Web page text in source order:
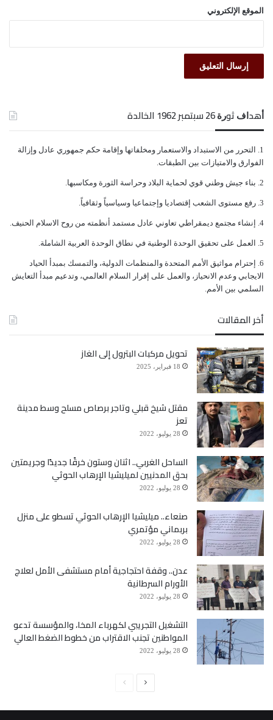
الموقع الإلكتروني
ﺃﻫﺪﺍﻑ ﺛﻮﺭﺓ 26 ﺳﺒﺘﻤﺒﺮ 1962 الخالدة
ﺍﻟﺘﺤﺮﺭ ﻣﻦ ﺍﻻﺳﺘﺒﺪﺍﺩ ﻭﺍﻻﺳﺘﻌﻤﺎﺭ ﻭﻣﺨﻠﻔﺎﺗﻬﺎ ﻭﺇﻗﺎﻣﺔ ﺣﻜﻢ ﺟﻤﻬﻮﺭﻱ ﻋﺎﺩﻝ ﻭﺇﺯﺍﻟﺔ
ﺍﻟﻔﻮﺍﺭﻕ ﻭﺍﻻﻣﺘﻴﺎﺯﺍﺕ ﺑﻴﻦ ﺍﻟﻄﺒﻘﺎﺕ.
ﺑﻨﺎﺀ ﺟﻴﺶ ﻭﻃﻨﻲ ﻗﻮﻱ ﻟﺤﻤﺎﻳﺔ ﺍﻟﺒﻼﺩ ﻭﺣﺮﺍﺳﺔ ﺍﻟﺜﻮﺭﺓ ﻭﻣﻜﺎﺳﺒﻬﺎ.
ﺭﻓﻊ ﻣﺴﺘﻮﻯ ﺍﻟﺸﻌﺐ ﺇﻗﺘﺼﺎﺩﻳﺎ ﻭﺇﺟﺘﻤﺎﻋﻴﺎ ﻭﺳﻴﺎﺳﻴﺎً ﻭﺛﻘﺎﻓﻴﺎً.
ﺇﻧﺸﺎﺀ ﻣﺠﺘﻤﻊ ﺩﻳﻤﻘﺮﺍﻃﻲ ﺗﻌﺎﻭﻧﻲ ﻋﺎﺩﻝ ﻣﺴﺘﻤﺪ ﺃﻧﻈﻤﺘﻪ ﻣﻦ ﺭﻭﺡ ﺍﻻﺳﻼﻡ ﺍﻟﺤﻨﻴﻒ.
ﺍﻟﻌﻤﻞ ﻋﻠﻰ ﺗﺤﻘﻴﻖ ﺍﻟﻮﺣﺪﺓ ﺍﻟﻮﻃﻨﻴﺔ ﻓﻲ ﻧﻄﺎﻕ ﺍﻟﻮﺣﺪﺓ ﺍﻟﻌﺮﺑﻴﺔ ﺍﻟﺸﺎﻣﻠﺔ.
ﺇﺣﺘﺮﺍﻡ ﻣﻮﺍﺛﻴﻖ الأﻣﻢ ﺍﻟﻤﺘﺤﺪﺓ ﻭﺍﻟﻤﻨﻈﻤﺎﺕ ﺍﻟﺪﻭﻟﻴﺔ، ﻭﺍﻟﺘﻤﺴﻚ ﺑﻤﺒﺪﺃ ﺍﻟﺤﻴﺎﺩ
ﺍﻻﻳﺠﺎﺑﻲ ﻭﻋﺪﻡ ﺍﻻﻧﺤﻴﺎﺯ، ﻭﺍﻟﻌﻤﻞ ﻋﻠﻰ ﺇﻗﺮﺍﺭ ﺍﻟﺴﻼﻡ ﺍﻟﻌﺎﻟﻤﻲ، ﻭﺗﺪﻋﻴﻢ ﻣﺒﺪﺃ ﺍﻟﺘﻌﺎﻳﺶ
ﺍﻟﺴﻠﻤﻲ ﺑﻴﻦ ﺍﻷﻣﻢ.
أخر المقالات
تحويل مركبات البترول إلى الغاز
18 فبراير، 2025
مقتل شيخ قبلي وتاجر برصاص مسلح وسط مدينة
تعز
28 يوليو، 2022
الساحل الغربي.. اثنان وستون خرقًا جديدًا وجريمتين
بحق المدنيين لميليشيا الإرهاب الحوثي
28 يوليو، 2022
صنعاء.. ميليشيا الإرهاب الحوثي تسطو على منزل
بربماني مؤتمري
28 يوليو، 2022
عدن.. وقفة احتجاجية أمام مستشفى الأمل لعلاج
الأورام السرطانية
28 يوليو، 2022
التشغيل التجريبي لكهرباء المخا، والمؤسسة تدعو
المواطنين تجنب الاقتراب من خطوط الضغط العالي
28 يوليو، 2022
الصفحةالصفحة